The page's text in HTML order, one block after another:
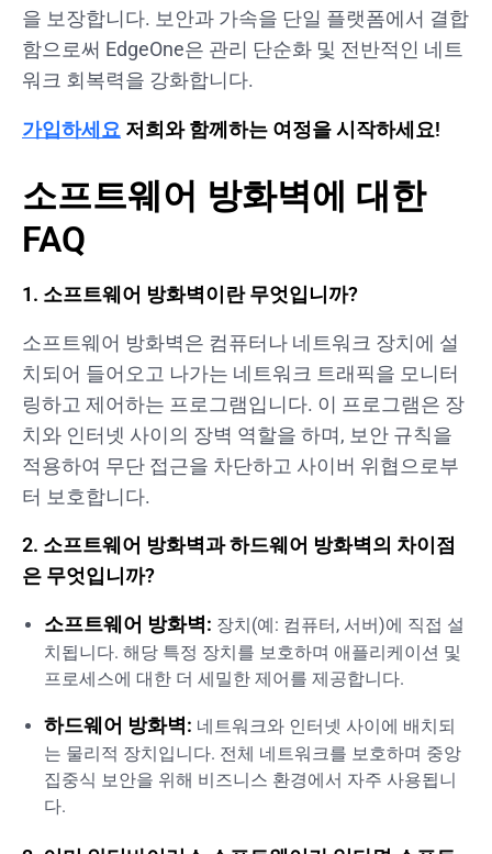
을 보장합니다. 보안과 가속을 단일 플랫폼에서 결합
함으로써 EdgeOne은 관리 단순화 및 전반적인 네트
워크 회복력을 강화합니다.
가입하세요 저희와 함께하는 여정을 시작하세요!
소프트웨어 방화벽에 대한
FAQ
1. 소프트웨어 방화벽이란 무엇입니까?
소프트웨어 방화벽은 컴퓨터나 네트워크 장치에 설
치되어 들어오고 나가는 네트워크 트래픽을 모니터
링하고 제어하는 프로그램입니다. 이 프로그램은 장
치와 인터넷 사이의 장벽 역할을 하며, 보안 규칙을
적용하여 무단 접근을 차단하고 사이버 위협으로부
터 보호합니다.
2. 소프트웨어 방화벽과 하드웨어 방화벽의 차이점
은 무엇입니까?
소프트웨어 방화벽: 장치(예: 컴퓨터, 서버)에 직접 설
치됩니다. 해당 특정 장치를 보호하며 애플리케이션 및
프로세스에 대한 더 세밀한 제어를 제공합니다.
하드웨어 방화벽: 네트워크와 인터넷 사이에 배치되
는 물리적 장치입니다. 전체 네트워크를 보호하며 중앙
집중식 보안을 위해 비즈니스 환경에서 자주 사용됩니
다.